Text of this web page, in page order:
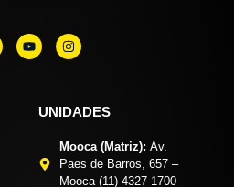
UNIDADES
Mooca (Matriz): Av.
Paes de Barros, 657 –
Mooca (11) 4327-1700